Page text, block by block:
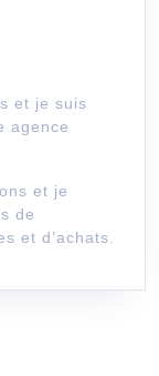
et je suis
agence
et je
de
et d’achats.